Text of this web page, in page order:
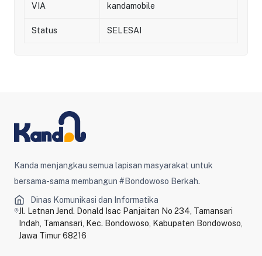
VIA kandamobile
Status SELESAI
Kanda menjangkau semua lapisan masyarakat untuk
bersama-sama membangun #Bondowoso Berkah.
Dinas Komunikasi dan Informatika
Jl. Letnan Jend. Donald Isac Panjaitan No 234, Tamansari
Indah, Tamansari, Kec. Bondowoso, Kabupaten Bondowoso,
Jawa Timur 68216